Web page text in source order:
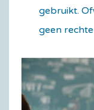
gebruikt.
geen